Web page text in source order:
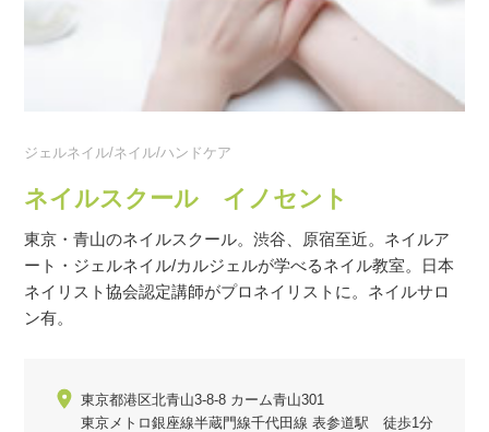
ジェルネイル/ネイル/ハンドケア
ネイルスクール イノセント
東京・青山のネイルスクール。渋谷、原宿至近。ネイルア
ート・ジェルネイル/カルジェルが学べるネイル教室。日本
ネイリスト協会認定講師がプロネイリストに。ネイルサロ
ン有。
東京都港区北青山3-8-8 カーム青山301
東京メトロ銀座線半蔵門線千代田線 表参道駅 徒歩1分